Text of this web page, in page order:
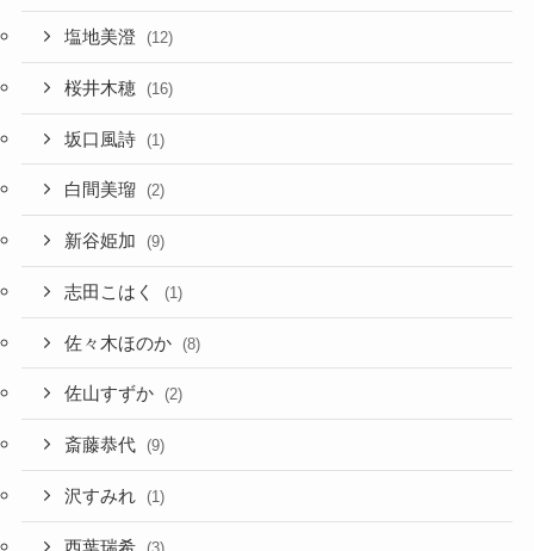
塩地美澄 (12)
桜井木穂 (16)
坂口風詩 (1)
白間美瑠 (2)
新谷姫加 (9)
志田こはく (1)
佐々木ほのか (8)
佐山すずか (2)
斎藤恭代 (9)
沢すみれ (1)
西葉瑞希